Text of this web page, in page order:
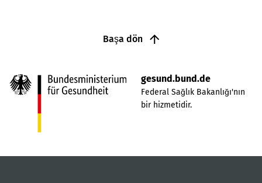
Başa dön
gesund.bund.de
Federal Sağlık Bakanlığı'nın
bir hizmetidir.